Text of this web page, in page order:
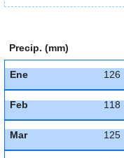
Precip. (mm)
Ene 126
Feb 118
Mar 125